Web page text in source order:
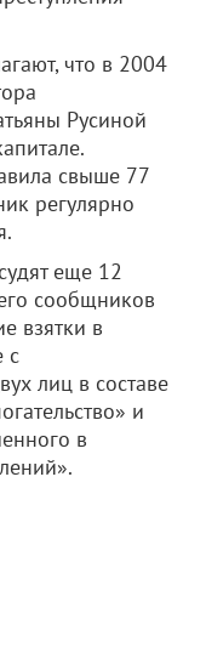
что в 2004
Русиной
свыше 77
регулярно
еще 12
сообщников
взятки в
с
лиц в составе
и
в